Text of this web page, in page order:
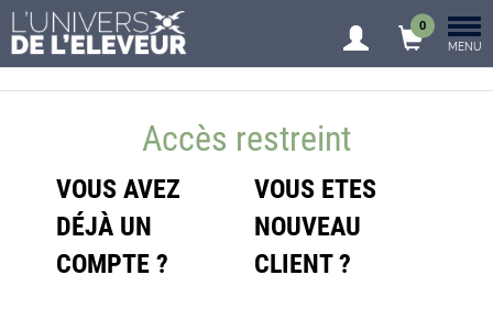
0
MENU
Accès restreint
VOUS AVEZ
DÉJÀ UN
COMPTE ?
VOUS ETES
NOUVEAU
CLIENT ?